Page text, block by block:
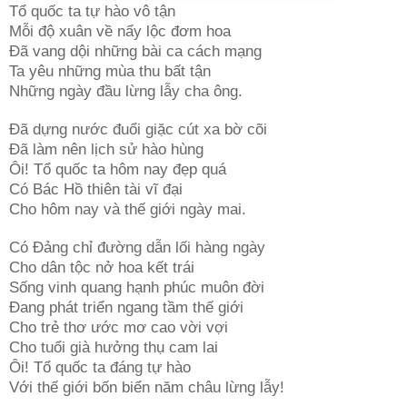
Tổ quốc ta tự hào vô tận
Mỗi độ xuân về nẩy lộc đơm hoa
Đã vang dội những bài ca cách mạng
Ta yêu những mùa thu bất tận
Những ngày đầu lừng lẫy cha ông.
Đã dựng nước đuổi giặc cút xa bờ cõi
Đã làm nên lịch sử hào hùng
Ôi! Tổ quốc ta hôm nay đẹp quá
Có Bác Hồ thiên tài vĩ đại
Cho hôm nay và thế giới ngày mai.
Có Đảng chỉ đường dẫn lối hàng ngày
Cho dân tộc nở hoa kết trái
Sống vinh quang hạnh phúc muôn đời
Đang phát triển ngang tầm thế giới
Cho trẻ thơ ước mơ cao vời vợi
Cho tuổi già hưởng thụ cam lai
Ôi! Tổ quốc ta đáng tự hào
Với thế giới bốn biển năm châu lừng lẫy!